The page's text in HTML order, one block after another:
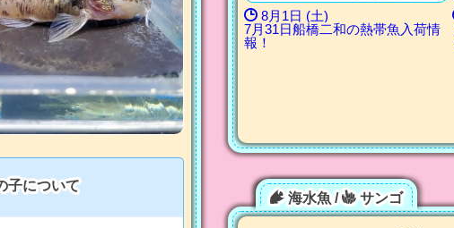
子について
8月1日 (土)
7月31日船橋二和の熱帯魚入荷情
報！
海水魚 / サンゴ